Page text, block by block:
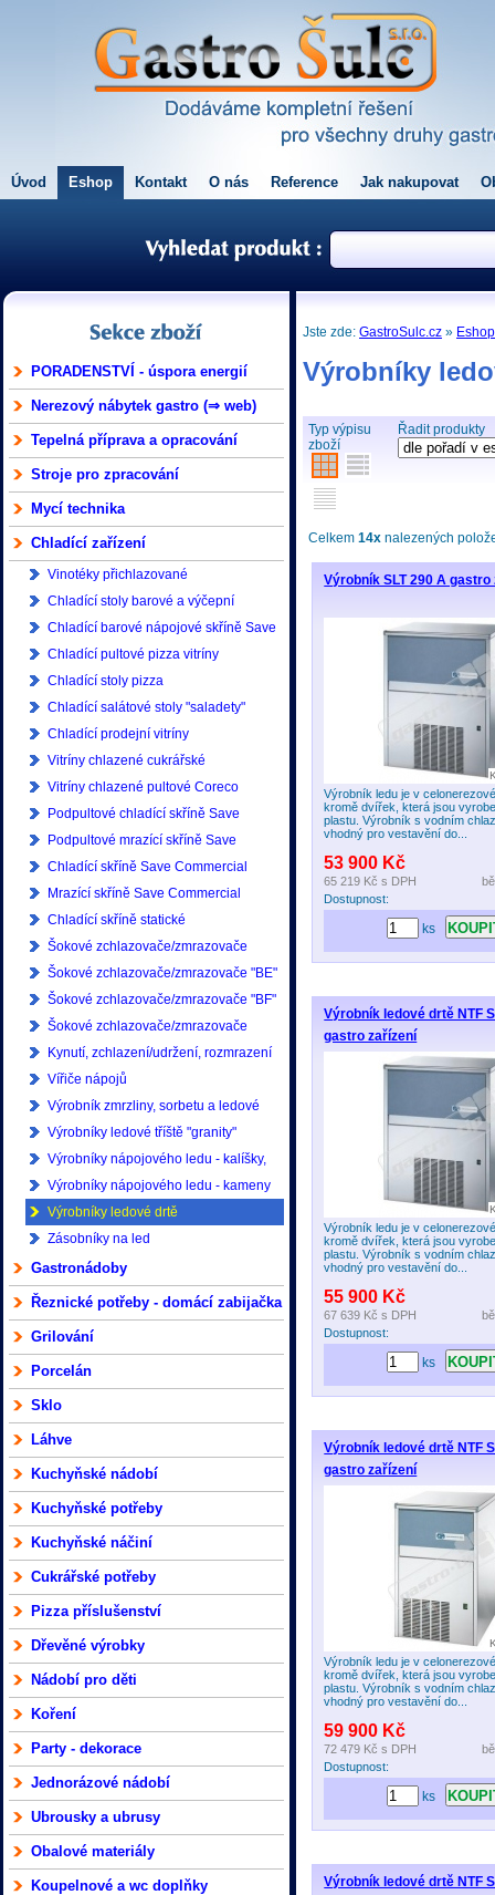
Úvod Eshop Kontakt O nás Reference Jak nakupovat
PORADENSTVÍ - úspora energií
Nerezový nábytek gastro (⇒ web)
Tepelná příprava a opracování
Stroje pro zpracování
Mycí technika
Chladící zařízení
Vinotéky přichlazované
Chladící stoly barové a výčepní
Chladící barové nápojové skříně Save
Commercial
Chladící pultové pizza vitríny
Chladící stoly pizza
Chladící salátové stoly "saladety"
Chladící prodejní vitríny
Vitríny chlazené cukrářské
Vitríny chlazené pultové Coreco
Podpultové chladící skříně Save
Commercial
Podpultové mrazící skříně Save
Commercial
Chladící skříně Save Commercial
400/500/600 litrů
Mrazící skříně Save Commercial
400/500/600 litrů
Chladící skříně statické
Šokové zchlazovače/zmrazovače
Asber
Šokové zchlazovače/zmrazovače "BE"
Šokové zchlazovače/zmrazovače "BF"
Coldline
Šokové zchlazovače/zmrazovače
Vision Coldline
Kynutí, zchlazení/udržení, rozmrazení
Coldline
Vířiče nápojů
Výrobník zmrzliny, sorbetu a ledové
tříště
Výrobníky ledové tříště "granity"
Výrobníky nápojového ledu - kalíšky,
kostky
Výrobníky nápojového ledu - kameny
Výrobníky ledové drtě
Zásobníky na led
Gastronádoby
Řeznické potřeby - domácí zabijačka
Grilování
Porcelán
Sklo
Láhve
Kuchyňské nádobí
Kuchyňské potřeby
Kuchyňské náčiní
Cukrářské potřeby
Pizza příslušenství
Dřevěné výrobky
Nádobí pro děti
Koření
Party - dekorace
Jednorázové nádobí
Ubrousky a ubrusy
Obalové materiály
Koupelnové a wc doplňky
Jste zde:GastroSulc.cz » Eshop
Výrobníky
Typ výpisu
zboží
Řadit produkty
Celkem14x nalezených
Výrobník SLT 290 A gastro
Výrobník ledu je v
kromě dvířek, která jsou
plastu. Výrobník s vodním
vhodný pro vestavění do...
53 900 Kč
65 219 Kč s DPH
Dostupnost:
ks
Výrobník ledové drtě NTF
gastro zařízení
Výrobník ledu je v
kromě dvířek, která jsou
plastu. Výrobník s vodním
vhodný pro vestavění do...
55 900 Kč
67 639 Kč s DPH
Dostupnost:
ks
Výrobník ledové drtě NTF
gastro zařízení
Výrobník ledu je v
kromě dvířek, která jsou
plastu. Výrobník s vodním
vhodný pro vestavění do...
59 900 Kč
72 479 Kč s DPH
Dostupnost:
ks
Výrobník ledové drtě NTF